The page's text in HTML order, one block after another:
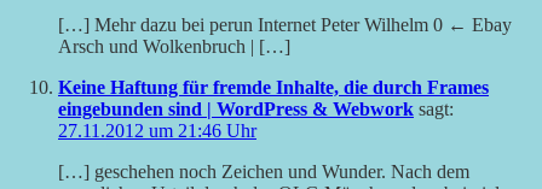
[…] Mehr dazu bei perun Internet Peter Wilhelm 0 ← Ebay
Arsch und Wolkenbruch | […]
Keine Haftung für fremde Inhalte, die durch Frames
eingebunden sind | WordPress & Webwork sagt:
27.11.2012 um 21:46 Uhr
[…] geschehen noch Zeichen und Wunder. Nach dem